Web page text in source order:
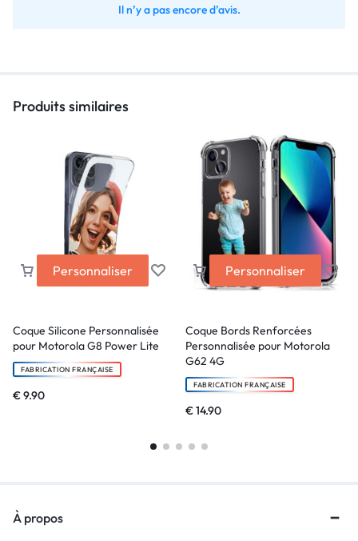
Il n’y a pas encore d’avis.
Produits similaires
Personnaliser
Coque Silicone Personnalisée
pour Motorola G8 Power Lite
FABRICATION FRANÇAISE
€9.90
Personnaliser
Coque Bords Renforcées
Personnalisée pour Motorola
G62 4G
FABRICATION FRANÇAISE
€14.90
À propos